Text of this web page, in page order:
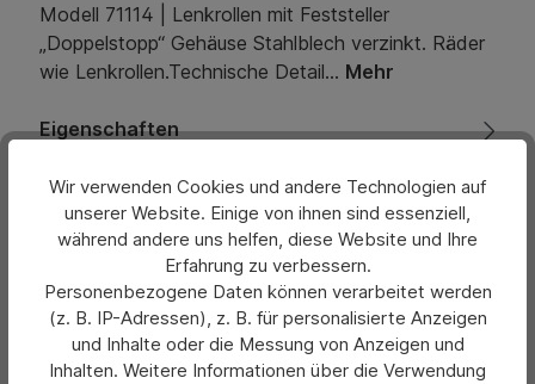
Modell 71114 | Lenkrollen mit Feststeller
„Doppelstopp“ Gehäuse Stahlblech verzinkt. Räder
wie Lenkrollen.Technische Detail… Mehr
Eigenschaften
Bewertungen
Hersteller
Wir verwenden Cookies und andere Technologien auf
unserer Website. Einige von ihnen sind essenziell,
während andere uns helfen, diese Website und Ihre
Erfahrung zu verbessern.
Personenbezogene Daten können verarbeitet werden
(z. B. IP-Adressen), z. B. für personalisierte Anzeigen
und Inhalte oder die Messung von Anzeigen und
Inhalten. Weitere Informationen über die Verwendung